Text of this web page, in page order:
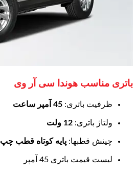
باتری مناسب هوندا سی آر وی
ظرفیت باتری: 45 آمپر ساعت
ولتاژ باتری: 12 ولت
چینش قطبها: پایه کوتاه قطب چپ
لیست قیمت باتری 45 آمپر